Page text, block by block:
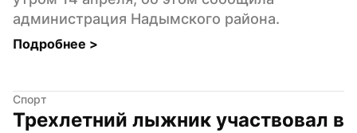
администрация Надымского района.
Подробнее >
Спорт
Трехлетний лыжник участвовал в